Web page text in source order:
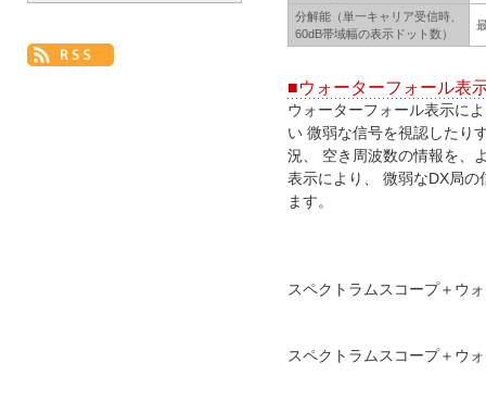
分解能（単一キャリア受信時、
60dB帯域幅の表示ドット数）
■ウォーターフォール表
ウォーターフォール表示に
い 微弱な信号を視認したり
況、 空き周波数の情報を、
表示により、 微弱なDX局
ます。
スペクトラムスコープ＋ウ
スペクトラムスコープ＋ウ